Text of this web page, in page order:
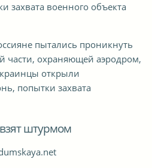
захвата военного объекта
пытались проникнуть
части, охраняющей аэродром,
открыли
попытки захвата
штурмом